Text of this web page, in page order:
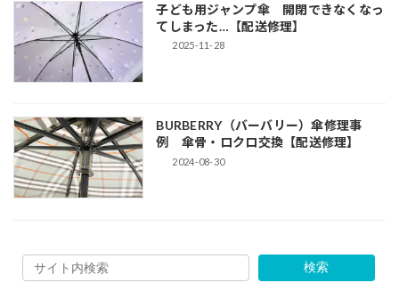
子ども用ジャンプ傘 開閉できなくなっ
てしまった…【配送修理】
2025-11-28
BURBERRY（バーバリー）傘修理事
例 傘骨・ロクロ交換【配送修理】
2024-08-30
検索